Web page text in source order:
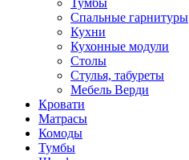
Тумбы
Спальные гарнитуры
Кухни
Кухонные модули
Столы
Стулья, табуреты
Мебель Верди
Кровати
Матрасы
Комоды
Тумбы